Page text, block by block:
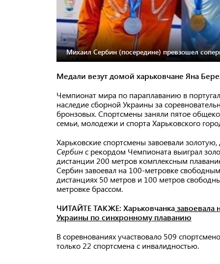
Михаил Сербин (посередине) превзошел
Медали везут домой харьковчане Яна
Чемпионат мира по параплаванию в
наследие сборной Украины за
бронзовых. Спортсмены заняли пятое
семьи, молодежи и спорта Харьковского
Харьковские спортсмены завоевали
Сербинс рекордом Чемпионата выиграл
дистанции 200 метров комплексным
Сербин завоевал на 100-метровке
дистанциях 50 метров и 100 метров
метровке брассом.
ЧИТАЙТЕ ТАКЖЕ: Харьковчанказавоевала
Украины по синхронному плаванию
В соревнованиях участвовало 509
только 22 спортсмена с инвалидностью.